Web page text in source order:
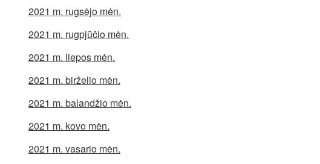
2021 m. rugsėjo mėn.
2021 m. rugpjūčio mėn.
2021 m. liepos mėn.
2021 m. birželio mėn.
2021 m. balandžio mėn.
2021 m. kovo mėn.
2021 m. vasario mėn.